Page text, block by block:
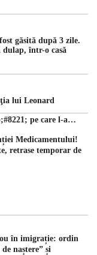
găsită după 3 zile.
dulap, într-o casă
lui Leonard
pe care l-a
Medicamentului!
retrase temporar de
în imigrație: ordin
naștere” și